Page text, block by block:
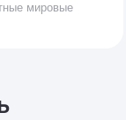
мировые